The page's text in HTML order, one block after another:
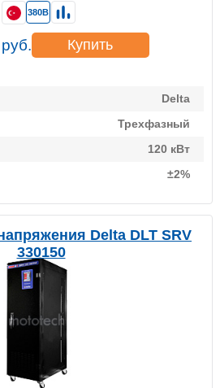
Delta
Трехфазный
120 кВт
±2%
380В
руб. Купить
Delta DLT SRV
330150